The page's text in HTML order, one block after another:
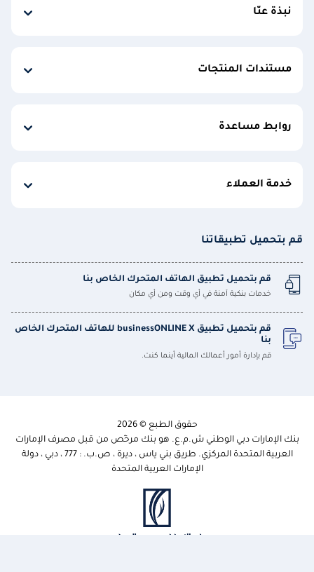
نبذة عنّا
مستندات المنتجات
روابط مساعدة
خدمة العملاء
قم بتحميل تطبيقاتنا
قم بتحميل تطبيق الهاتف المتحرك الخاص بنا
خدمات بنكية آمنة في أي وقت ومن أي مكان
قم بتحميل تطبيق businessONLINE X للهاتف المتحرك الخاص
بنا
قم بإدارة أمور أعمالك المالية أينما كنت.
حقوق الطبع © 2026
بنك الإمارات دبي الوطني ش.م.ع. هو بنك مرخّص من قبل مصرف الإمارات
العربية المتحدة المركزي. طريق بني ياس ، ديرة ، ص.ب. : 777 ، دبي ، دولة
الإمارات العربية المتحدة